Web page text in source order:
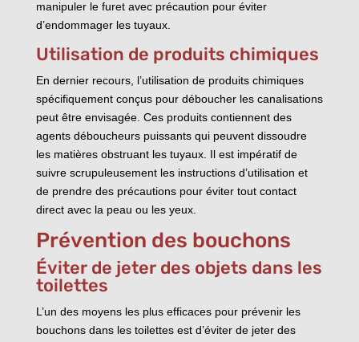
manipuler le furet avec précaution pour éviter
d’endommager les tuyaux.
Utilisation de produits chimiques
En dernier recours, l’utilisation de produits chimiques
spécifiquement conçus pour déboucher les canalisations
peut être envisagée. Ces produits contiennent des
agents déboucheurs puissants qui peuvent dissoudre
les matières obstruant les tuyaux. Il est impératif de
suivre scrupuleusement les instructions d’utilisation et
de prendre des précautions pour éviter tout contact
direct avec la peau ou les yeux.
Prévention des bouchons
Éviter de jeter des objets dans les
toilettes
L’un des moyens les plus efficaces pour prévenir les
bouchons dans les toilettes est d’éviter de jeter des